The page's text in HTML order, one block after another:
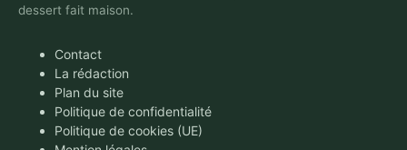
dessert fait maison.
Contact
La rédaction
Plan du site
Politique de confidentialité
Politique de cookies (UE)